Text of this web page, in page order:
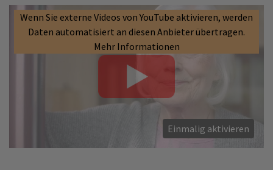
Wenn Sie externe Videos von YouTube aktivieren, werden
Daten automatisiert an diesen Anbieter übertragen.
Mehr Informationen
Einmalig aktivieren